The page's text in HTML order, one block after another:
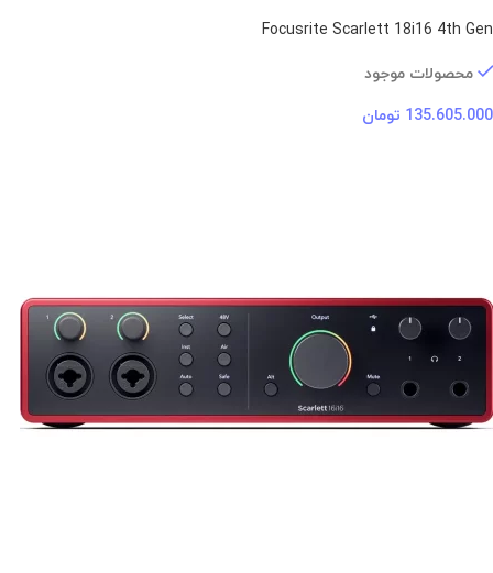
Focusrite Scarlett 18i16 4th Gen
محصولات موجود
135.605.000 تومان